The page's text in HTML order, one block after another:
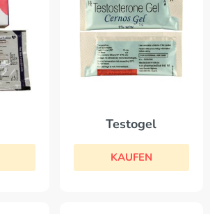
Testogel
KAUFEN